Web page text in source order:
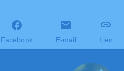
Facebook E-mail Lien